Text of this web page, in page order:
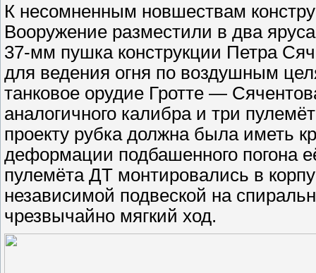
К несомненным новшествам
Вооружение разместили в два
37-мм пушка конструкции Петра
для ведения огня по воздушным
танковое орудие Гротте —
аналогичного калибра и три
проекту рубка должна была иметь
деформации подбашенного погона
пулемёта ДТ монтировались в
независимой подвеской на
чрезвычайно мягкий ход.